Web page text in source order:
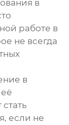
в
работе в
не всегда
в
если не